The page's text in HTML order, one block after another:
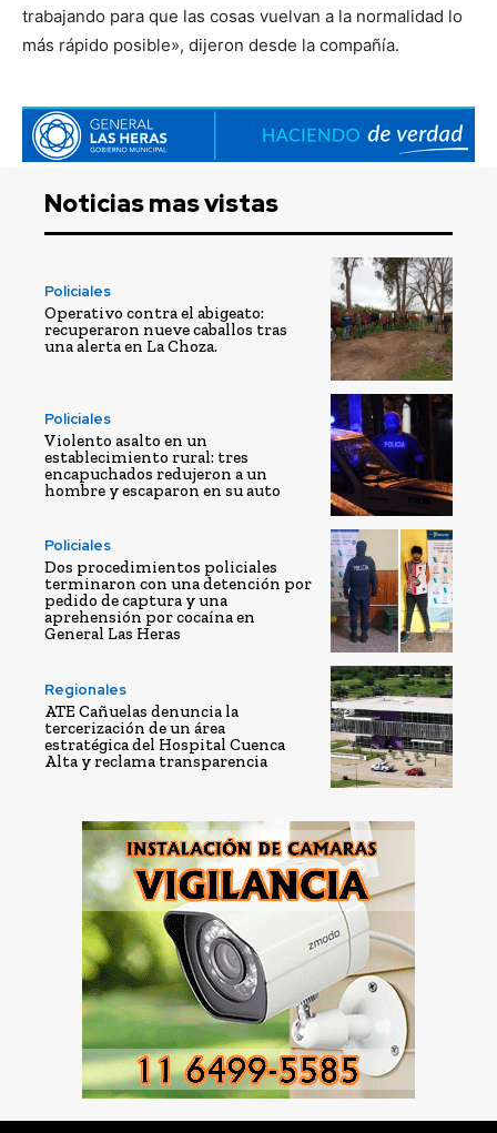
trabajando para que las cosas vuelvan a la normalidad lo
más rápido posible», dijeron desde la compañía.
Noticias mas vistas
Policiales
Operativo contra el abigeato:
recuperaron nueve caballos tras
una alerta en La Choza.
Policiales
Violento asalto en un
establecimiento rural: tres
encapuchados redujeron a un
hombre y escaparon en su auto
Policiales
Dos procedimientos policiales
terminaron con una detención por
pedido de captura y una
aprehensión por cocaína en
General Las Heras
Regionales
ATE Cañuelas denuncia la
tercerización de un área
estratégica del Hospital Cuenca
Alta y reclama transparencia